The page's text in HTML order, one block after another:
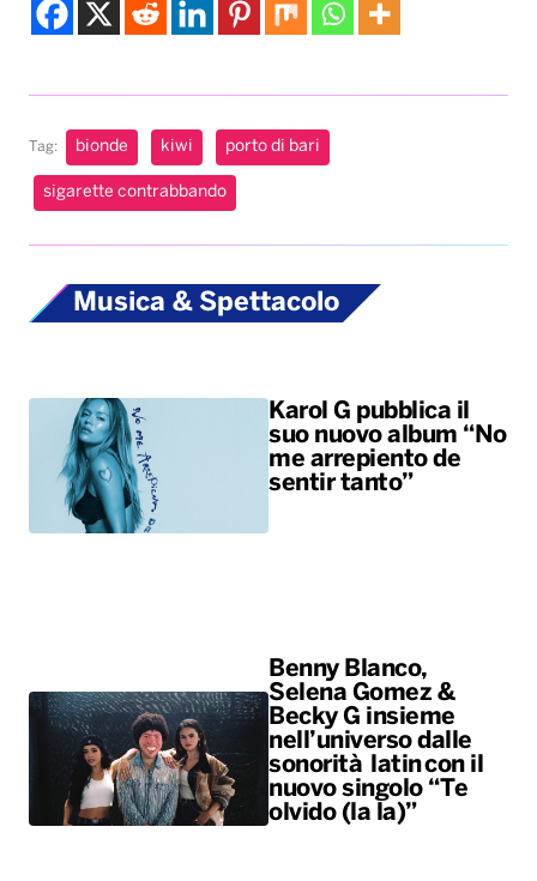
Tag: bionde kiwi porto di bari
sigarette contrabbando
Musica & Spettacolo
Karol G pubblica il
suo nuovo album “No
me arrepiento de
sentir tanto”
Benny Blanco,
Selena Gomez &
Becky G insieme
nell’universo dalle
sonorità latin con il
nuovo singolo “Te
olvido (la la)”